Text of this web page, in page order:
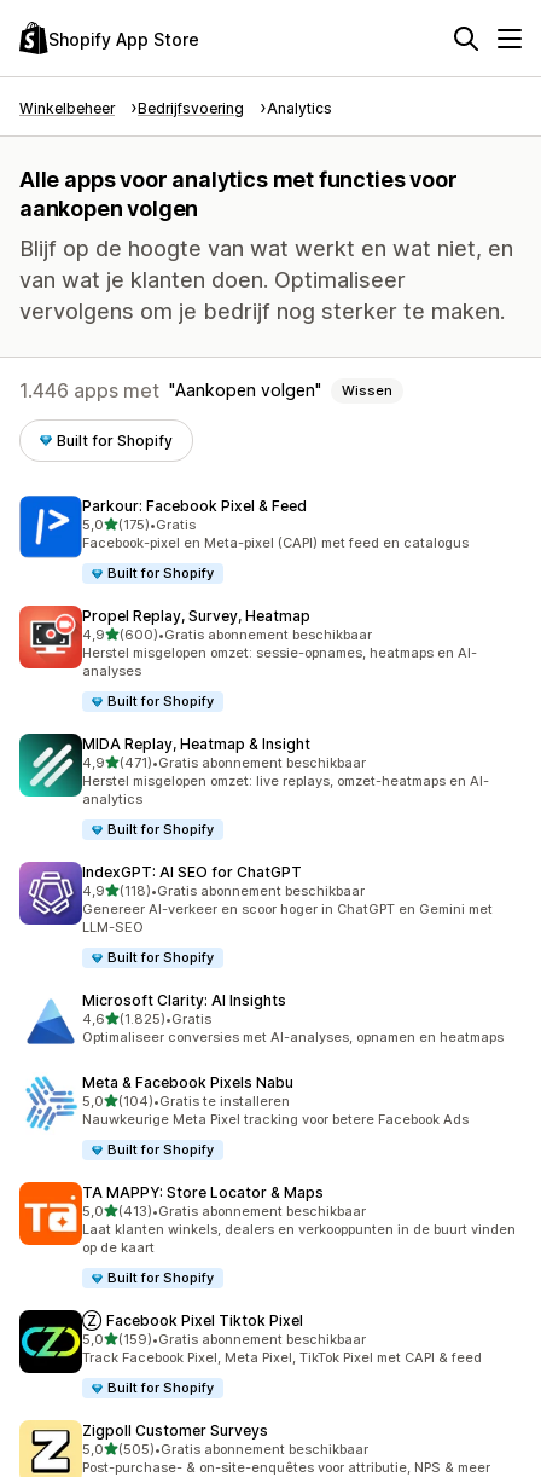
Shopify App Store
Winkelbeheer Bedrijfsvoering Analytics
Alle apps voor analytics met functies voor
aankopen volgen
Blijf op de hoogte van wat werkt en wat niet, en
van wat je klanten doen. Optimaliseer
vervolgens om je bedrijf nog sterker te maken.
1.446 apps met Aankopen volgen Wissen
Built for Shopify
Parkour: Facebook Pixel & Feed
5,0van 5 sterren
(175)
175 recensies in totaal
•Gratis
Facebook-pixel en Meta-pixel (CAPI) met feed en catalogus
Built for Shopify
Propel Replay, Survey, Heatmap
4,9van 5 sterren
(600)
600 recensies in totaal
•Gratis abonnement beschikbaar
Herstel misgelopen omzet: sessie-opnames, heatmaps en AI-
analyses
Built for Shopify
MIDA Replay, Heatmap & Insight
4,9van 5 sterren
(471)
471 recensies in totaal
•Gratis abonnement beschikbaar
Herstel misgelopen omzet: live replays, omzet-heatmaps en AI-
analytics
Built for Shopify
IndexGPT: AI SEO for ChatGPT
4,9van 5 sterren
(118)
118 recensies in totaal
•Gratis abonnement beschikbaar
Genereer AI-verkeer en scoor hoger in ChatGPT en Gemini met
LLM-SEO
Built for Shopify
Microsoft Clarity: AI Insights
4,6van 5 sterren
(1.825)
1825 recensies in totaal
•Gratis
Optimaliseer conversies met AI-analyses, opnamen en heatmaps
Meta & Facebook Pixels Nabu
5,0van 5 sterren
(104)
104 recensies in totaal
•Gratis te installeren
Nauwkeurige Meta Pixel tracking voor betere Facebook Ads
Built for Shopify
TA MAPPY: Store Locator & Maps
5,0van 5 sterren
(413)
413 recensies in totaal
•Gratis abonnement beschikbaar
Laat klanten winkels, dealers en verkooppunten in de buurt vinden
op de kaart
Built for Shopify
Ⓩ Facebook Pixel Tiktok Pixel
5,0van 5 sterren
(159)
159 recensies in totaal
•Gratis abonnement beschikbaar
Track Facebook Pixel, Meta Pixel, TikTok Pixel met CAPI & feed
Built for Shopify
Zigpoll Customer Surveys
5,0van 5 sterren
(505)
505 recensies in totaal
•Gratis abonnement beschikbaar
Post-purchase- & on-site-enquêtes voor attributie, NPS & meer